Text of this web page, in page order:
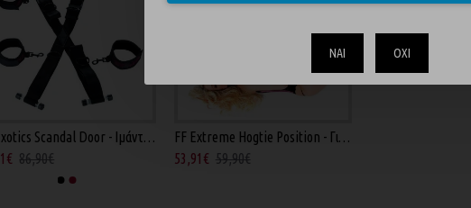
ΝΑΙ ΟΧΙ
CalExotics Scandal Door - Ιμάντες Δεσίματος Μαύροι
86,90€
FF Extreme Hogtie Position - Για Δεσίματα Μαύρο
53,91€ 59,90€